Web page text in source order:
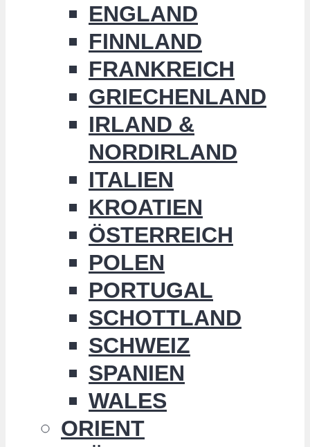
ENGLAND
FINNLAND
FRANKREICH
GRIECHENLAND
IRLAND &
NORDIRLAND
ITALIEN
KROATIEN
ÖSTERREICH
POLEN
PORTUGAL
SCHOTTLAND
SCHWEIZ
SPANIEN
WALES
ORIENT